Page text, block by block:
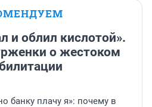
и облил кислотой».
о жестоком
банку плачу я»: почему в